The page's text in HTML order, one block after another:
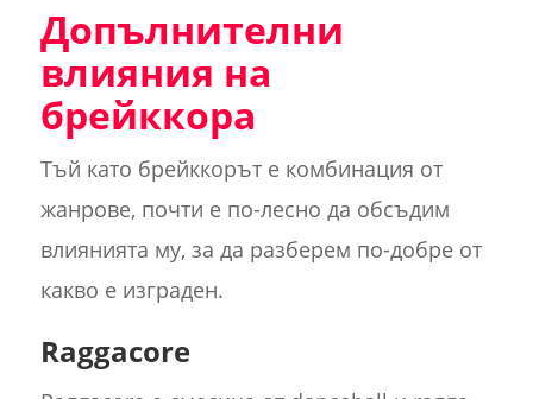
Допълнителни
влияния на
брейккора
Тъй като брейккорът е комбинация от
жанрове, почти е по-лесно да обсъдим
влиянията му, за да разберем по-добре от
какво е изграден.
Raggacore